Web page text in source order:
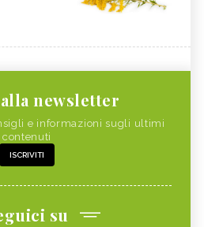
newsletter
e informazioni sugli ultimi
contenuti
ISCRIVITI
su